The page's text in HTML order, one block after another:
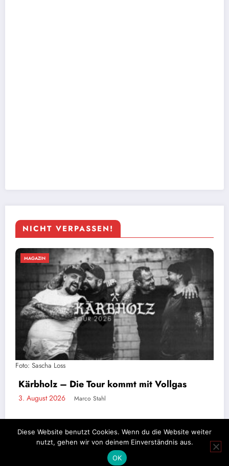
NICHT VERPASSEN!
MAGAZIN
größten Rammstein-Tribute-Band der Welt
2. August 2026 Marco Stahl
Datenschutz
Diese Website benutzt Cookies. Wenn du die Website weiter
nutzt, gehen wir von deinem Einverständnis aus.
OK